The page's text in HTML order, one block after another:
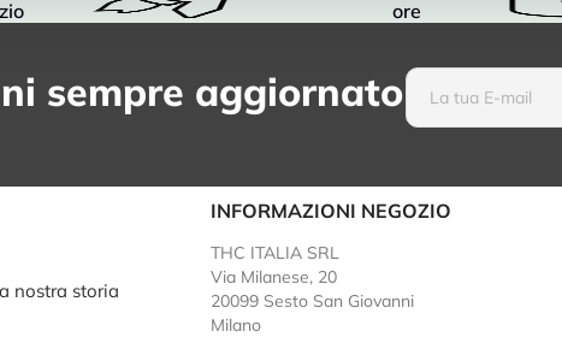
ore
sempre aggiornato
nostra storia
INFORMAZIONI NEGOZIO
THC ITALIA SRL
Via Milanese, 20
20099 Sesto San Giovanni
Milano